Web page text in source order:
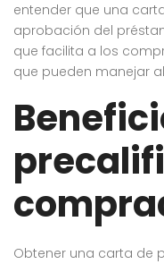
entender que una
aprobación del
que facilita a los
que pueden manejar
Obtener una carta de